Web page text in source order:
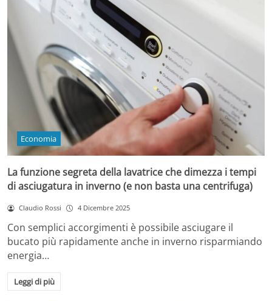
Economia
La funzione segreta della lavatrice che dimezza i tempi
di asciugatura in inverno (e non basta una centrifuga)
Claudio Rossi 4 Dicembre 2025
Con semplici accorgimenti è possibile asciugare il
bucato più rapidamente anche in inverno risparmiando
energia…
Leggi di più